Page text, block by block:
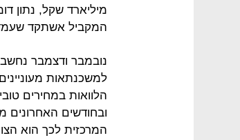
המקביל אשתקד שעמד על 5.6
נובמבר ודצמבר
למשכנתאות
הלוואות במחירים
ובחודשים
המרכזית לכך הוא